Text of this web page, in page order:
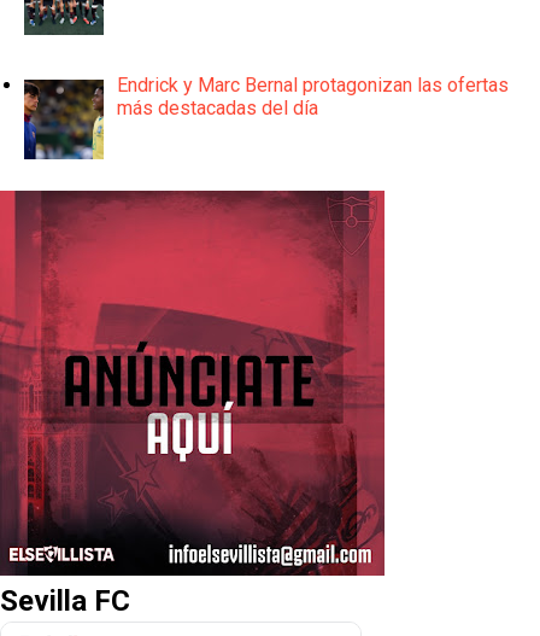
Endrick y Marc Bernal protagonizan las ofertas
más destacadas del día
Sevilla FC